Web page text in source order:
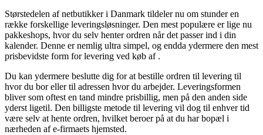
Størstedelen af netbutikker i Danmark tildeler nu om stunder en
række forskellige leveringsløsninger. Den mest populære er lige nu
pakkeshops, hvor du selv henter ordren når det passer ind i din
kalender. Denne er nemlig ultra simpel, og endda ydermere den mest
prisbevidste form for levering ved køb af .
Du kan ydermere beslutte dig for at bestille ordren til levering til
hvor du bor eller til adressen hvor du arbejder. Leveringsformen
bliver som oftest en tand mindre prisbillig, men på den anden side
yderst ligetil. Den billigste metode til levering vil dog til enhver tid
være selv at hente ordren, hvilket beroer på at du har bopæl i
nærheden af e-firmaets hjemsted.